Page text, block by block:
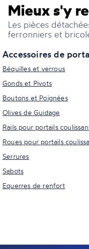
Mieux s'y
Les pièces
ferronniers et
Accessoires de
Béquilles et verrous
Gonds et Pivots
Boutons et Poignées
Olives de Guidage
Rails pour portails
Roues pour portails
Serrures
Sabots
Equerres de renfort